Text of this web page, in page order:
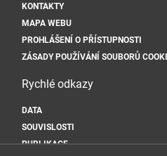
KONTAKTY
MAPA WEBU
PROHLÁŠENÍ O PŘÍSTUPNOSTI
ZÁSADY POUŽÍVÁNÍ SOUBORŮ
Rychlé odkazy
DATA
SOUVISLOSTI
PUBLIKACE